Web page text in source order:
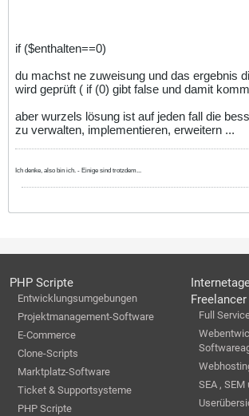
if ($enthalten==0)
du machst ne zuweisung und das ergebnis
wird geprüft ( if (0) gibt false und damit
aber wurzels lösung ist auf jeden fall die
zu verwalten, implementieren, erweitern ...
Ich denke, also bin ich. - Einige sind trotzdem...
PHP Scripte
Entwicklungsumgebungen
Projektmanagement-Software
E-Commerce
Clone-Scripts
Marktplatz-Software
Ticket & Supportsysteme
PHP Scripte
Full
SEA , SEM